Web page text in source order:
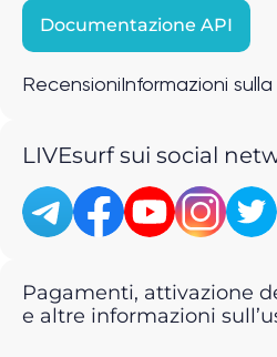
Documentazione API
Recensioni Informazioni
LIVEsurf sui social
Pagamenti, attivazione
e altre informazioni